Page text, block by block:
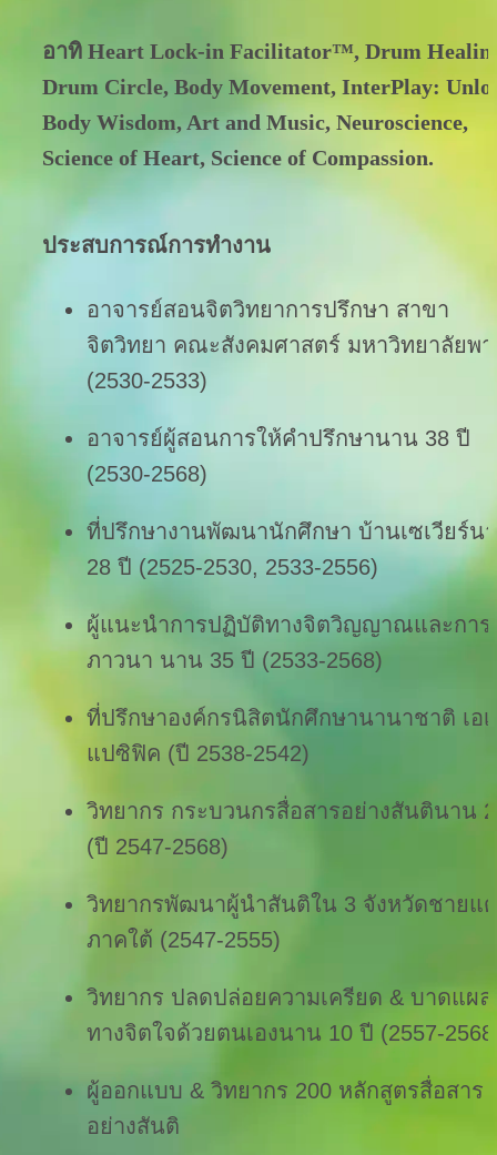
อาทิ Heart Lock-in Facilitator™, Drum
Drum Circle, Body Movement, InterPlay:
Body Wisdom, Art and Music, Neuroscience,
Science of Heart, Science of Compassion.
ประสบการณ์การทำงาน
อาจารย์สอนจิตวิทยาการปรึกษา สาขา
จิตวิทยา คณะสังคมศาสตร์ มหาวิทยาลัยพ
(2530-2533)
อาจารย์ผู้สอนการให้คำปรึกษานาน 38 ปี
(2530-2568)
ที่ปรึกษางานพัฒนานักศึกษา บ้านเซเวียร์น
28 ปี (2525-2530, 2533-2556)
ผู้แนะนำการปฏิบัติทางจิตวิญญาณและการ
ภาวนา นาน 35 ปี (2533-2568)
ที่ปรึกษาองค์กรนิสิตนักศึกษานานาชาติ เอ
แปซิฟิค (ปี 2538-2542)
วิทยากร กระบวนกรสื่อสารอย่างสันตินาน
(ปี 2547-2568)
วิทยากรพัฒนาผู้นำสันติใน 3 จังหวัดชายแ
ภาคใต้ (2547-2555)
วิทยากร ปลดปล่อยความเครียด & บาดแผล
ทางจิตใจด้วยตนเองนาน 10 ปี (2557-
ผู้ออกแบบ & วิทยากร 200 หลักสูตรสื่อสาร
อย่างสันติ